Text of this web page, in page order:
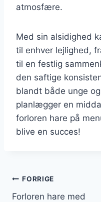
atmosfære.
Med sin alsidighed
til enhver lejlighed,
til en festlig
den saftige
blandt både unge
planlægger en
forloren hare på
blive en succes!
FORRIGE
Forloren hare med